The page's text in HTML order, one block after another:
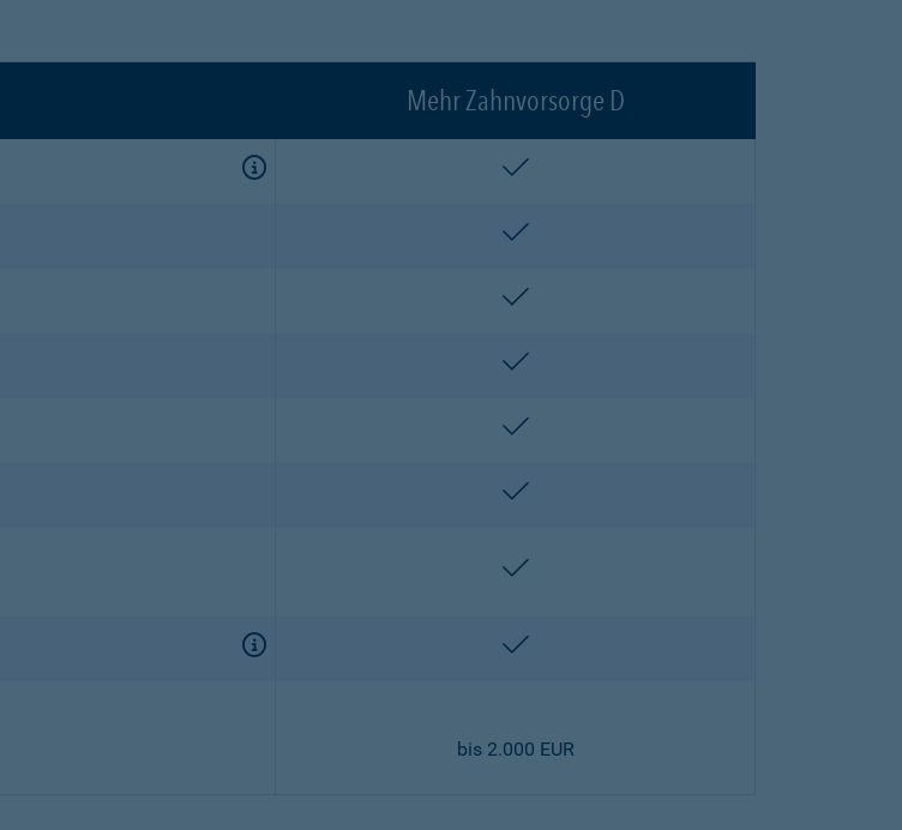
Mehr Zahnvorsorge D
enthalten
enthalten
enthalten
enthalten
enthalten
enthalten
enthalten
enthalten
bis 2.000 EUR